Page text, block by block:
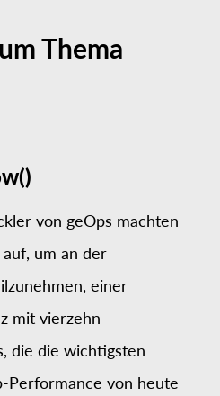
Thema
von geOps machten
um an der
einer
mit vierzehn
die die wichtigsten
Performance von heute